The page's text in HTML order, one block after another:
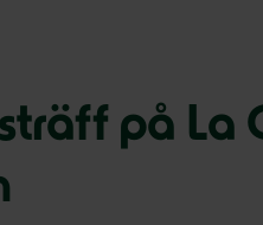
på La